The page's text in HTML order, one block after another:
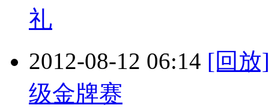
礼
2012-08-12 06:14 [回放
级金牌赛